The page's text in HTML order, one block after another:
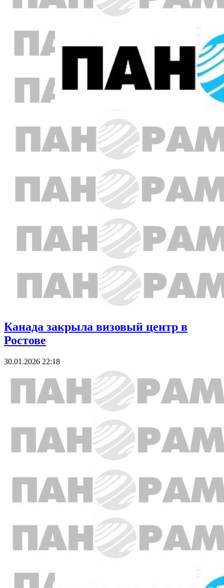
Канада закрыла визовый центр в
Ростове
30.01.2026 22:18